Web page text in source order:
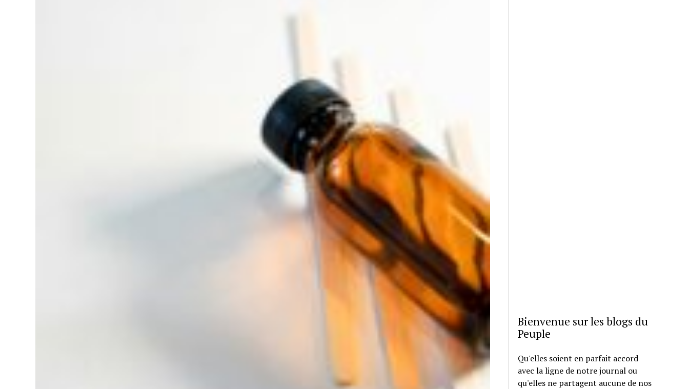
Bienvenue sur les blogs du
Peuple
Qu'elles soient en parfait accord
avec la ligne de notre journal ou
qu'elles ne partagent aucune de nos